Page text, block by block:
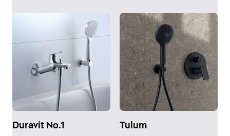
Duravit No.1 Tulum